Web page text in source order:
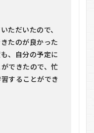
ただいたので、
たのが良かった
、自分の予定に
できたので、忙
することができ